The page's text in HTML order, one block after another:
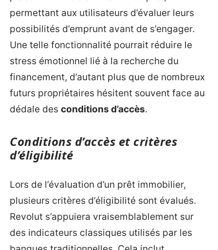
permettant aux utilisateurs d’évaluer leurs
possibilités d’emprunt avant de s’engager.
Une telle fonctionnalité pourrait réduire le
stress émotionnel lié à la recherche du
financement, d’autant plus que de nombreux
futurs propriétaires hésitent souvent face au
dédale des conditions d’accès.
Conditions d’accès et critères
d’éligibilité
Lors de l’évaluation d’un prêt immobilier,
plusieurs critères d’éligibilité sont évalués.
Revolut s’appuiera vraisemblablement sur
des indicateurs classiques utilisés par les